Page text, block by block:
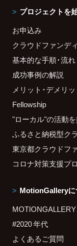
プロジェクトを
お申込み
クラウドファンデ
基本的な手順・流れ
成功事例の解説
メリット・デメリッ
Fellowship
"ローカル"の活動
ふるさと納税型ク
東京都クラウドフ
コロナ対策支援プ
MotionGalleryに
#2020 年代
よくあるご質問